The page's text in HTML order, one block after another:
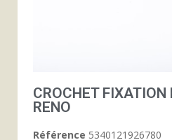
CROCHET FIXATION
RENO
Référence 5340121926780